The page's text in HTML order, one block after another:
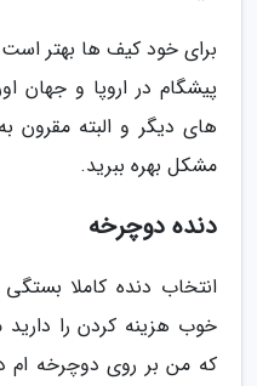
برای خود کیف ها بهتر است
های دیگر و البته مقرون
مشکل بهره ببرید.
دنده دوچرخه
انتخاب دنده کاملا
خوب هزینه کردن را دارید
که من بر روی دوچرخه ام